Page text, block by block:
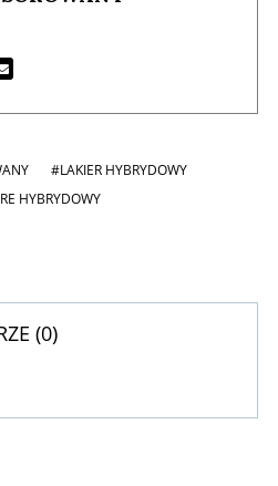
#LAKIER HYBRYDOWY
HYBRYDOWY
(0)